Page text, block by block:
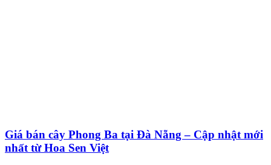
Giá bán cây Phong Ba tại Đà Nẵng – Cập nhật mới
nhất từ Hoa Sen Việt